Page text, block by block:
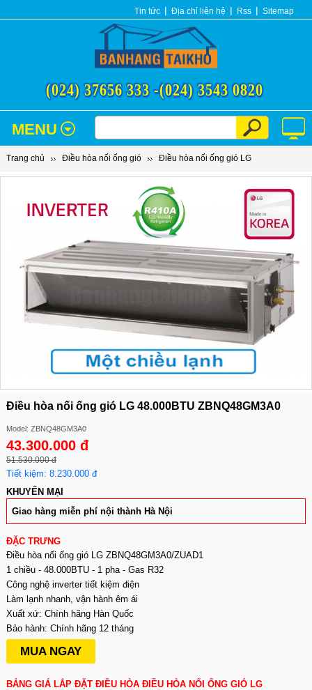
Tin tức Địa chỉ liên hệ Rss Sitemap
(024) 37656 333 -(024) 3543 0820
MENU
Trang chủ Điều hòa nối ống gió Điều hòa nối ống gió LG
Điều hòa nối ống gió LG 48.000BTU ZBNQ48GM3A0
Model: ZBNQ48GM3A0
43.300.000 đ
51.530.000 đ
Tiết kiệm: 8.230.000 đ
KHUYẾN MẠI
Giao hàng miễn phí nội thành Hà Nội
ĐẶC TRƯNG
Điều hòa nối ống gió LG ZBNQ48GM3A0/ZUAD1
1 chiều - 48.000BTU - 1 pha - Gas R32
Công nghệ inverter tiết kiệm điện
Làm lạnh nhanh, vận hành êm ái
Xuất xứ: Chính hãng Hàn Quốc
Bảo hành: Chính hãng 12 tháng
MUA NGAY
BẢNG GIÁ LẮP ĐẶT ĐIỀU HÒA ĐIỀU HÒA NỐI ỐNG GIÓ LG